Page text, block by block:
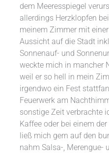
dem Meeresspiegel
allerdings Herzklopfen
meinem Zimmer mit
Aussicht auf die Stadt
Sonnenauf- und
weckte mich in mancher
weil er so hell in mein
irgendwo ein Fest
Feuerwerk am
sonstige Zeit verbrachte
Kaffee oder bei einem
ließ mich gern auf den
nahm Salsa-, Merengue-